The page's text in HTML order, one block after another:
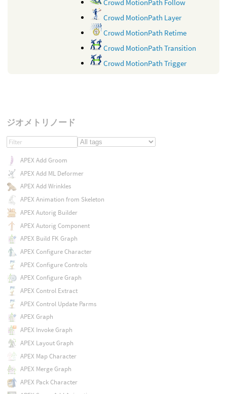
Crowd MotionPath Follow
Crowd MotionPath Layer
Crowd MotionPath Retime
Crowd MotionPath Transition
Crowd MotionPath Trigger
ジオメトリノード
APEX Add Groom
APEX Add ML Deformer
APEX Add Wrinkles
APEX Animation from Skeleton
APEX Autorig Builder
APEX Autorig Component
APEX Build FK Graph
APEX Configure Character
APEX Configure Controls
APEX Configure Graph
APEX Control Extract
APEX Control Update Parms
APEX Graph
APEX Invoke Graph
APEX Layout Graph
APEX Map Character
APEX Merge Graph
APEX Pack Character